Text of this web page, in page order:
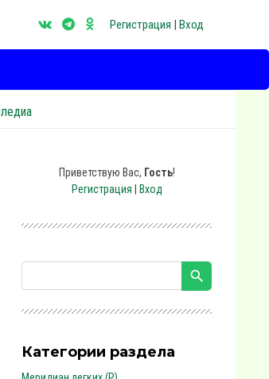
Регистрация | Вход
Приветствую Вас, Гость!
Регистрация
Вход
Категории раздела